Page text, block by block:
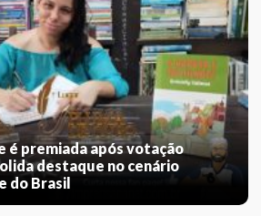
é premiada após votação
destaque no cenário
do Brasil